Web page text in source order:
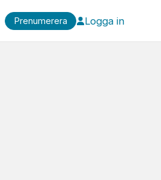
Prenumerera Logga in